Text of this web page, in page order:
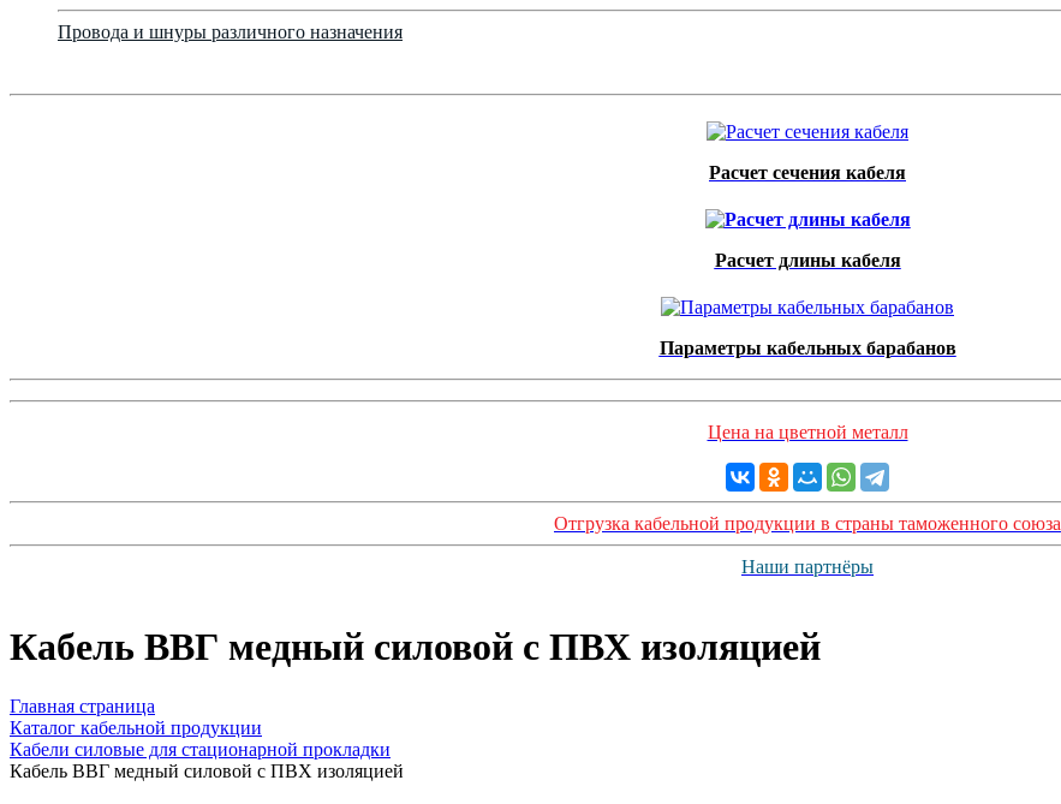
Провода и шнуры различного назначения
Расчет сечения кабеля
Расчет длины кабеля
Параметры кабельных барабанов
Цена на цветной металл
Отгрузка кабельной продукции в страны таможенного союза
Наши партнёры
Кабель ВВГ медный силовой с ПВХ изоляцией
Главная страница
Каталог кабельной продукции
Кабели силовые для стационарной прокладки
Кабель ВВГ медный силовой с ПВХ изоляцией